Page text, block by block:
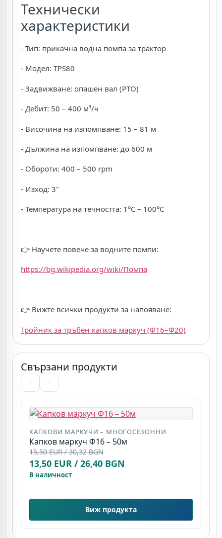
Технически
характеристики
- Тип: прикачна водна помпа за трактор
- Модел: TPS80
- Задвижване: опашен вал (PTO)
- Дебит: 50 – 400 м³/ч
- Височина на изпомпване: 15 – 81 м
- Дължина на изпомпване: до 600 м
- Обороти: 400 – 500 rpm
- Изход: 3"
- Температура на течността: 1°C – 100°C
👉 Научете повече за водните помпи:
https://bg.wikipedia.org/wiki/Помпа
👉 Вижте всички продукти за напояване:
Тройник за тръбен капков маркуч (Ф16–Ф20)
Свързани продукти
КАПКОВИ МАРКУЧИ – МНОГОСЕЗОННИ
Капков маркуч Ф16 – 50м
15,50 EUR / 30,32 BGN
13,50 EUR / 26,40 BGN
В наличност
Виж продукта